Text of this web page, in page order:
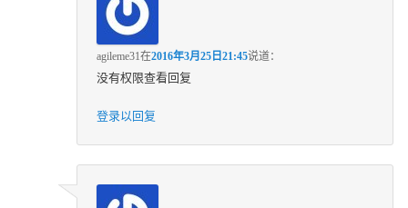
agileme31在2016年3月25日21:45说道：
没有权限查看回复
登录以回复